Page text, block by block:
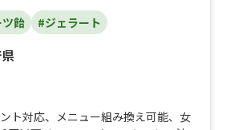
飴 #ジェラート
ト対応、 メニュー組み換え可能、 女